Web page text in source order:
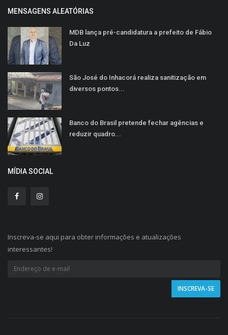
MENSAGENS ALEATÓRIAS
MDB lança pré-candidatura a prefeito de Fábio
Da Luz
São José do Inhacorá realiza sanitização em
diversos pontos...
Banco do Brasil pretende fechar agências e
reduzir quadro...
MÍDIA SOCIAL
Inscreva-se aqui para obter informações e atualizações
interessantes!